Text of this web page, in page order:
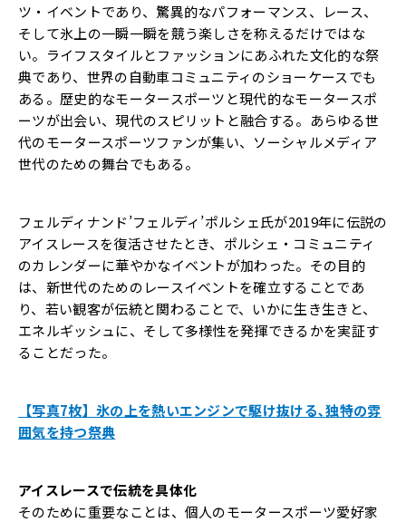
ツ・イベントであり、驚異的なパフォーマンス、レース、
そして氷上の一瞬一瞬を競う楽しさを称えるだけではな
い。ライフスタイルとファッションにあふれた文化的な祭
典であり、世界の自動車コミュニティのショーケースでも
ある。歴史的なモータースポーツと現代的なモータースポ
ーツが出会い、現代のスピリットと融合する。あらゆる世
代のモータースポーツファンが集い、ソーシャルメディア
世代のための舞台でもある。
フェルディナンド’フェルディ’ポルシェ氏が2019年に伝説の
アイスレースを復活させたとき、ポルシェ・コミュニティ
のカレンダーに華やかなイベントが加わった。その目的
は、新世代のためのレースイベントを確立することであ
り、若い観客が伝統と関わることで、いかに生き生きと、
エネルギッシュに、そして多様性を発揮できるかを実証す
ることだった。
【写真7枚】氷の上を熱いエンジンで駆け抜ける､独特の雰
囲気を持つ祭典
アイスレースで伝統を具体化
そのために重要なことは、個人のモータースポーツ愛好家